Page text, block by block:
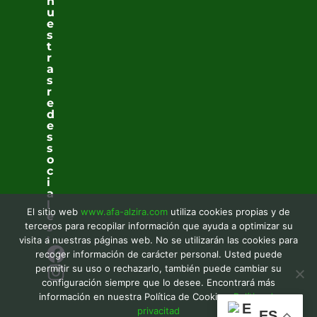
u
e
s
t
r
a
s
r
e
d
e
s
s
o
c
i
a
l
e
s
:
El sitio web www.afa-alzira.com utiliza cookies propias y de
terceros para recopilar información que ayuda a optimizar su
visita a nuestras páginas web. No se utilizarán las cookies para
recoger información de carácter personal. Usted puede
permitir su uso o rechazarlo, también puede cambiar su
configuración siempre que lo desee. Encontrará más
información en nuestra Política de Cookies.Política de
privacitad